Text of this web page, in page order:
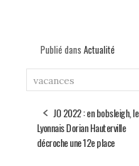
Publié dans Actualité
vacances
JO 2022 : en bobsleigh, le
Lyonnais Dorian Hauterville
décroche une 12e place